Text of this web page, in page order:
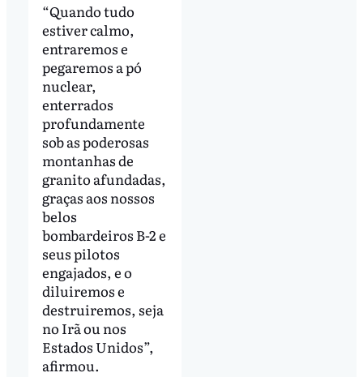
“Quando tudo
estiver calmo,
entraremos e
pegaremos a pó
nuclear,
enterrados
profundamente
sob as poderosas
montanhas de
granito afundadas,
graças aos nossos
belos
bombardeiros B-2 e
seus pilotos
engajados, e o
diluiremos e
destruiremos, seja
no Irã ou nos
Estados Unidos”,
afirmou.